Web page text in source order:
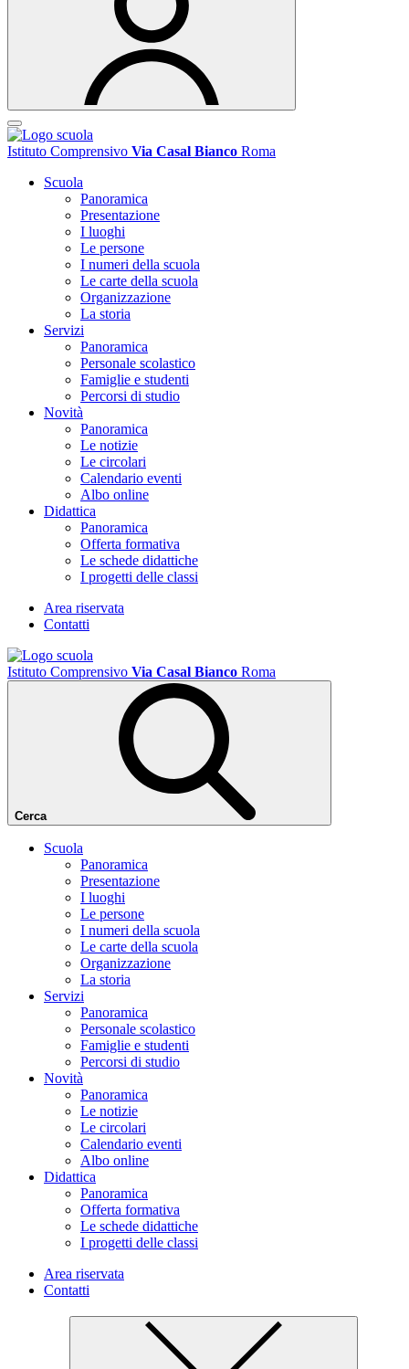
Istituto Comprensivo Via Casal Bianco Roma
Scuola
Panoramica
Presentazione
I luoghi
Le persone
I numeri della scuola
Le carte della scuola
Organizzazione
La storia
Servizi
Panoramica
Personale scolastico
Famiglie e studenti
Percorsi di studio
Novità
Panoramica
Le notizie
Le circolari
Calendario eventi
Albo online
Didattica
Panoramica
Offerta formativa
Le schede didattiche
I progetti delle classi
Area riservata
Contatti
Istituto Comprensivo Via Casal Bianco Roma
Cerca
Scuola
Panoramica
Presentazione
I luoghi
Le persone
I numeri della scuola
Le carte della scuola
Organizzazione
La storia
Servizi
Panoramica
Personale scolastico
Famiglie e studenti
Percorsi di studio
Novità
Panoramica
Le notizie
Le circolari
Calendario eventi
Albo online
Didattica
Panoramica
Offerta formativa
Le schede didattiche
I progetti delle classi
Area riservata
Contatti